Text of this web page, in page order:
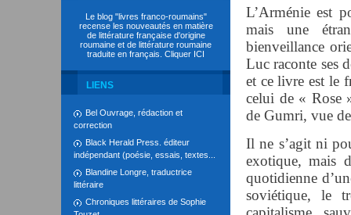
Le blog "livres franco-roumains"
recense les nouveautés en matière
de littérature française d'origine
roumaine et de littérature roumaine
traduite en français. Cliquer ICI
LIENS
Bel Ouvrage, rédaction et
correction
Black Herald Press. éditeur
indépendant (poésie, essais, textes...
Blandine Longre, traductrice
littéraire
Chroniques littéraires de Sophie
L’Arménie est
mais une
bienveillance
Luc raconte ses
et ce livre est le
celui de « Rose
de Gumri, vue
Il ne s’agit ni
exotique, mais
quotidienne
soviétique, le